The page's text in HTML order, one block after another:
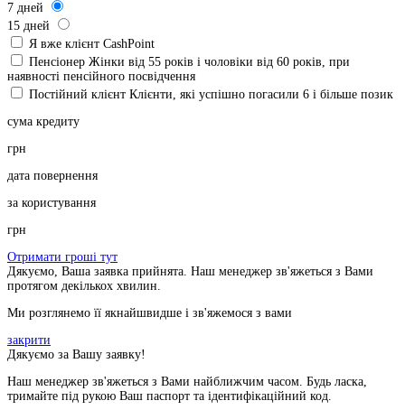
7 дней
15 дней
Я вже клієнт CashPoint
Пенсіонер Жінки від 55 років і чоловіки від 60 років, при
наявності пенсійного посвідчення
Постійний клієнт Клієнти, які успішно погасили 6 і більше позик
сума кредиту
грн
дата повернення
за користування
грн
Отримати гроші тут
Дякуємо, Ваша заявка прийнята. Наш менеджер зв'яжеться з Вами
протягом декількох хвилин.
Ми розглянемо її якнайшвидше і зв'яжемося з вами
закрити
Дякуємо за Вашу заявку!
Наш менеджер зв'яжеться з Вами найближчим часом. Будь ласка,
тримайте під рукою Ваш паспорт та ідентифікаційний код.